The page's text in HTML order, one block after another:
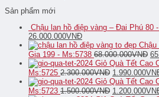
Sản phẩm mới
Chậu lan hồ điệp vàng – Đai Phú 80
26.000.000VNĐ
Gia 199 - Ms:5738 68.000.000VNĐ
Giỏ Quà Tết Cao
Ms:5725 2.300.000VNĐ 1.990.000
Giỏ Quà Tết Cao
Ms:5723 1.500.000VNĐ 1.200.000